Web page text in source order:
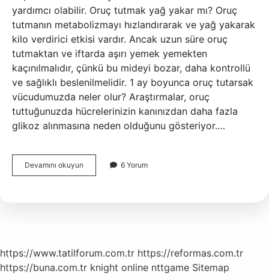
yardımcı olabilir. Oruç tutmak yağ yakar mı? Oruç
tutmanın metabolizmayı hızlandırarak ve yağ yakarak
kilo verdirici etkisi vardır. Ancak uzun süre oruç
tutmaktan ve iftarda aşırı yemek yemekten
kaçınılmalıdır, çünkü bu mideyi bozar, daha kontrollü
ve sağlıklı beslenilmelidir. 1 ay boyunca oruç tutarsak
vücudumuzda neler olur? Araştırmalar, oruç
tuttuğunuzda hücrelerinizin kanınızdan daha fazla
glikoz alınmasına neden olduğunu gösteriyor.…
Devamını okuyun
Tutmak
6 Yorum
https://www.tatilforum.com.tr https://reformas.com.tr
https://buna.com.tr knight online nttgame Sitemap